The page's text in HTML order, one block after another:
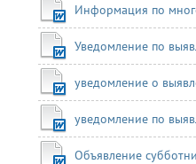
Информация по
Уведомление по
уведомление о
уведомление по
Объявление